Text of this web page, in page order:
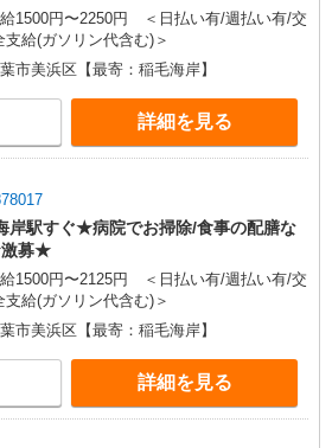
1500円〜2250円 ＜日払い有/週払い有/交
支給(ガソリン代含む)＞
市美浜区【最寄：稲毛海岸】
詳細を見る
岸駅すぐ★病院でお掃除/食事の配膳な
募★
1500円〜2125円 ＜日払い有/週払い有/交
支給(ガソリン代含む)＞
市美浜区【最寄：稲毛海岸】
詳細を見る